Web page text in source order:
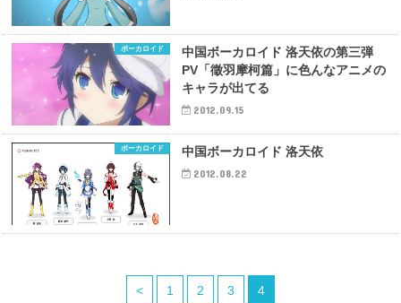
ボーカロイド
中国ボーカロイド 洛天依の第三弾
PV「徵羽摩柯篇」に色んなアニメの
キャラが出てる
2012.09.15
ボーカロイド 中国ボーカロイド 洛天依
2012.08.22
< 1 2 3 4